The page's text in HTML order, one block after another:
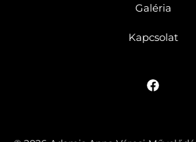
Galéria
Kapcsolat